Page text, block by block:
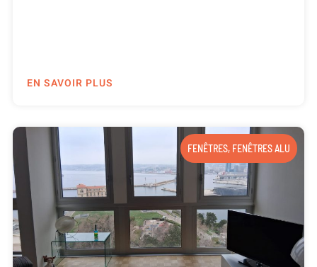
EN SAVOIR PLUS
FENÊTRES, FENÊTRES ALU